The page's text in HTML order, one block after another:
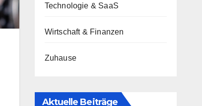
Technologie & SaaS
Wirtschaft & Finanzen
Zuhause
Aktuelle Beiträge